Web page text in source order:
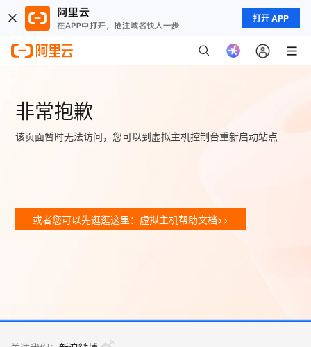
打开 APP
非常抱歉
该页面暂时无法访问，您可以到虚拟主机控制台重新启动站点
或者您可以先逛逛这里：虚拟主机帮助文档>>